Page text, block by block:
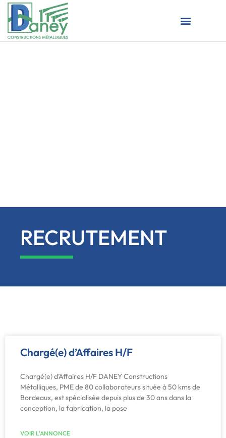
RECRUTEMENT
Chargé(e) d’Affaires H/F
Chargé(e) d’Affaires H/F DANEY Constructions
Métalliques, PME de 80 collaborateurs située à 50 kms de
Bordeaux, est spécialisée depuis plus de 30 ans dans la
conception, la fabrication, la pose
VOIR L'ANNONCE